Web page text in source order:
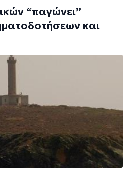
“παγώνει”
και